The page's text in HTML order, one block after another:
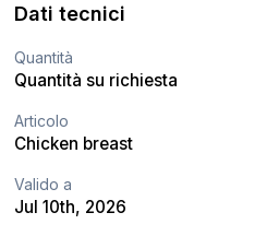
Dati tecnici
Quantità
Quantità su richiesta
Articolo
Chicken breast
Valido a
Jul 10th, 2026